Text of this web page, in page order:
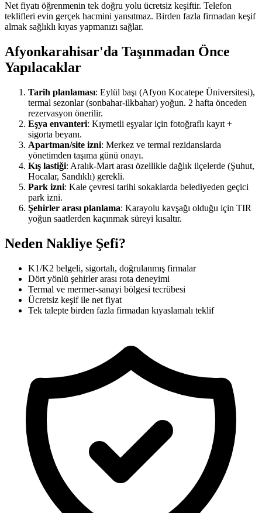
Net fiyatı öğrenmenin tek doğru yolu ücretsiz keşiftir. Telefon
teklifleri evin gerçek hacmini yansıtmaz. Birden fazla firmadan keşif
almak sağlıklı kıyas yapmanızı sağlar.
Afyonkarahisar'da Taşınmadan Önce
Yapılacaklar
Tarih planlaması: Eylül başı (Afyon Kocatepe Üniversitesi),
termal sezonlar (sonbahar-ilkbahar) yoğun. 2 hafta önceden
rezervasyon önerilir.
Eşya envanteri: Kıymetli eşyalar için fotoğraflı kayıt +
sigorta beyanı.
Apartman/site izni: Merkez ve termal rezidanslarda
yönetimden taşıma günü onayı.
Kış lastiği: Aralık-Mart arası özellikle dağlık ilçelerde (Şuhut,
Hocalar, Sandıklı) gerekli.
Park izni: Kale çevresi tarihi sokaklarda belediyeden geçici
park izni.
Şehirler arası planlama: Karayolu kavşağı olduğu için TIR
yoğun saatlerden kaçınmak süreyi kısaltır.
Neden Nakliye Şefi?
K1/K2 belgeli, sigortalı, doğrulanmış firmalar
Dört yönlü şehirler arası rota deneyimi
Termal ve mermer-sanayi bölgesi tecrübesi
Ücretsiz keşif ile net fiyat
Tek talepte birden fazla firmadan kıyaslamalı teklif